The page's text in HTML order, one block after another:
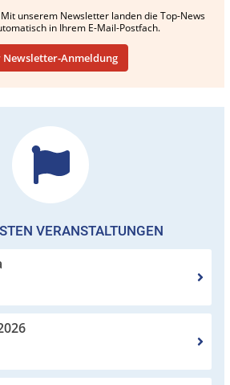
unserem Newsletter landen die Top-News
in Ihrem E-Mail-Postfach.
Newsletter-Anmeldung
VERANSTALTUNGEN